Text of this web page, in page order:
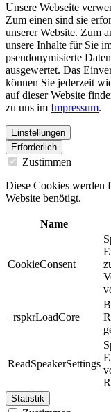
Unsere Webseite
Zum einen sind sie
unserer Website. Zum
unsere Inhalte für Sie
pseudonymisierte
ausgewertet. Das
können Sie jederzeit
auf dieser Website
zu uns im Impressum.
Einstellungen
Erforderlich
Zustimmen
Diese Cookies werden
Website benötigt.
Name
CookieConsent
_rspkrLoadCore
ReadSpeakerSettings
Statistik